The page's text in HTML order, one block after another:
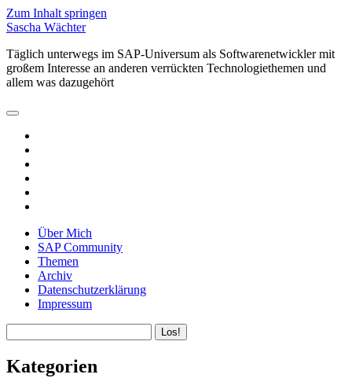
Zum Inhalt springen
Sascha Wächter
Täglich unterwegs im SAP-Universum als Softwarenetwickler mit
großem Interesse an anderen verrückten Technologiethemen und
allem was dazugehört
open
menu
Über Mich
SAP Community
Themen
Archiv
Datenschutzerklärung
Impressum
Kategorien